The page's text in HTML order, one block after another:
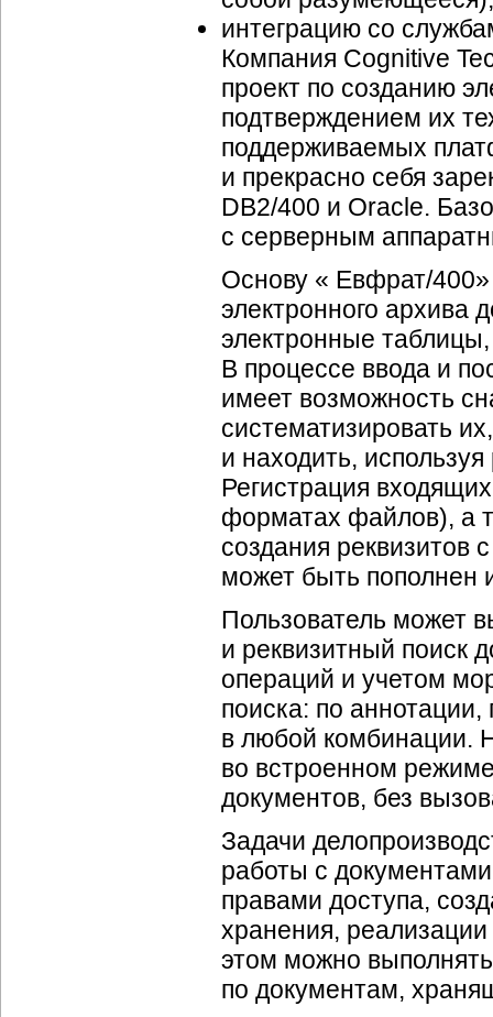
интеграцию со
Компания Cognitive
проект по созданию
подтверждением их
поддерживаемых
и прекрасно себя
DB2/400 и Oracle.
с серверным
Основу « Евфрат/400»
электронного архива
электронные
В процессе ввода и
имеет возможность
систематизировать
и находить,
Регистрация
форматах файлов), а
создания реквизитов
может быть пополнен
Пользователь может
и реквизитный поиск
операций и учетом
поиска: по
в любой комбинации.
во встроенном
документов, без
Задачи
работы с
правами доступа,
хранения,
этом можно
по документам,